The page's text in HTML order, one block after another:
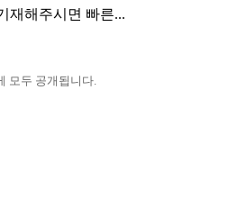
재해주시면 빠른...
모두 공개됩니다.